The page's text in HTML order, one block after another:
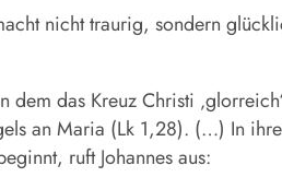
nicht traurig, sondern
dem das Kreuz Christi
an Maria (Lk 1,28). (…) In
ruft Johannes aus: